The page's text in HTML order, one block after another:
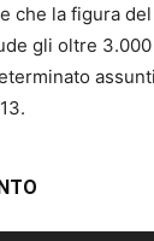
che la figura
gli oltre